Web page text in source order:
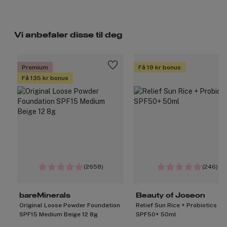
Vi anbefaler disse til deg
Premium
Få 135 kr bonus
(2658)
bareMinerals
Original Loose Powder Foundation
SPF15 Medium Beige 12 8g
Få 19 kr bonus
(246)
Beauty of Joseon
Relief Sun Rice + Probiotics
SPF50+ 50ml